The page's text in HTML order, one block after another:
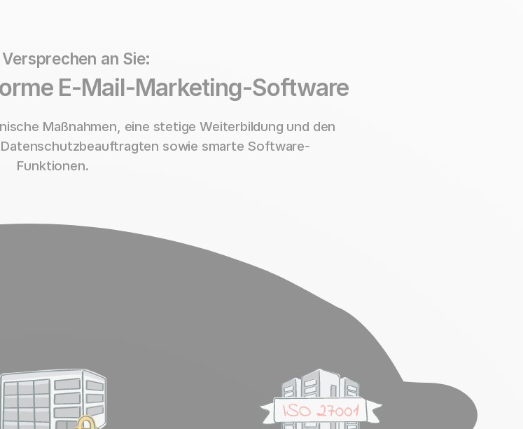
an Sie:
E-Mail-Marketing-Software
Maßnahmen, eine stetige Weiterbildung und den
sowie smarte Software-
Funktionen.